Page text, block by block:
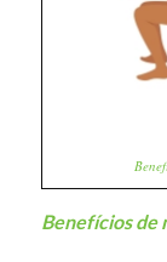
Benefícios de